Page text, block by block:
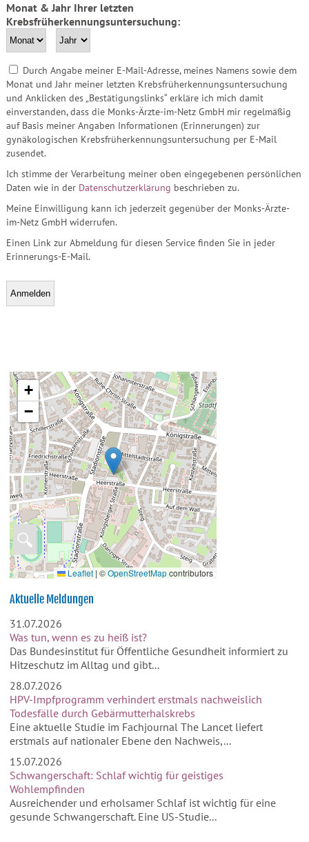
Monat & Jahr Ihrer letzten
Krebsfrüherkennungsuntersuchung:
Durch Angabe meiner E-Mail-Adresse, meines Namens sowie dem
Monat und Jahr meiner letzten Krebsfrüherkennungsuntersuchung
und Anklicken des „Bestätigungslinks“ erkläre ich mich damit
einverstanden, dass die Monks-Ärzte-im-Netz GmbH mir regelmäßig
auf Basis meiner Angaben Informationen (Erinnerungen) zur
gynäkologischen Krebsfrüherkennungsuntersuchung per E-Mail
zusendet.
Ich stimme der Verarbeitung meiner oben eingegebenen persönlichen
Daten wie in der Datenschutzerklärung beschrieben zu.
Meine Einwilligung kann ich jederzeit gegenüber der Monks-Ärzte-
im-Netz GmbH widerrufen.
Einen Link zur Abmeldung für diesen Service finden Sie in jeder
Erinnerungs-E-Mail.
🔍
+
−
Leaflet | ©OpenStreetMapcontributors
Aktuelle Meldungen
31.07.2026
Was tun, wenn es zu heiß ist?
Das Bundesinstitut für Öffentliche Gesundheit informiert zu
Hitzeschutz im Alltag und gibt...
28.07.2026
HPV-Impfprogramm verhindert erstmals nachweislich
Todesfälle durch Gebärmutterhalskrebs
Eine aktuelle Studie im Fachjournal The Lancet liefert
erstmals auf nationaler Ebene den Nachweis,...
15.07.2026
Schwangerschaft: Schlaf wichtig für geistiges
Wohlempfinden
Ausreichender und erholsamer Schlaf ist wichtig für eine
gesunde Schwangerschaft. Eine US-Studie...